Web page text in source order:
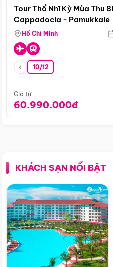
Tour Thổ Nhĩ Kỳ Mùa Thu
Cappadocia - Pamukkale
Hồ Chí Minh
10/12
Giá từ:
60.990.000đ
KHÁCH SẠN NỔI BẬT